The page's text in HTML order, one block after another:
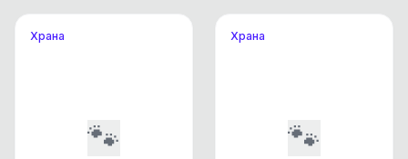
Храна
🐾
Храна
🐾